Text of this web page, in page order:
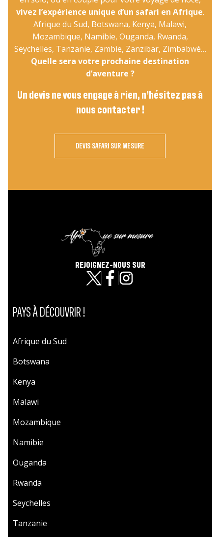
vivez l’expérience unique d’un safari en Afrique.
Afrique du Sud, Botswana, Kenya, Malawi,
Mozambique, Namibie, Ouganda, Rwanda,
Seychelles, Tanzanie, Zambie, Zanzibar, Zimbabwé…
Quelle sera votre prochaine destination
d’aventure ?
Un devis ne vous engage à rien, n’hésitez pas à
nous contacter !
DEVIS SAFARI SUR MESURE
REJOIGNEZ-NOUS SUR
PAYS À DÉCOUVRIR !
Afrique du Sud
Botswana
Kenya
Malawi
Mozambique
Namibie
Ouganda
Rwanda
Seychelles
Tanzanie